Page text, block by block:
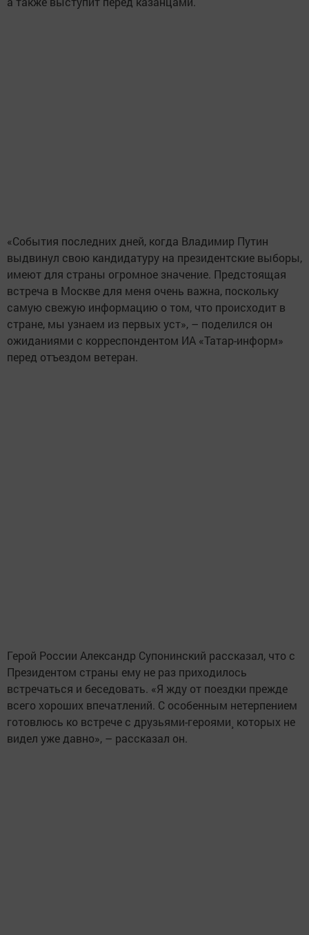
«События последних дней, когда Владимир Путин
выдвинул свою кандидатуру на президентские выборы,
имеют для страны огромное значение. Предстоящая
встреча в Москве для меня очень важна, поскольку
самую свежую информацию о том, что происходит в
стране, мы узнаем из первых уст», – поделился он
ожиданиями с корреспондентом ИА «Татар-информ»
перед отъездом ветеран.
Герой России Александр Супонинский рассказал, что с
Президентом страны ему не раз приходилось
встречаться и беседовать. «Я жду от поездки прежде
всего хороших впечатлений. С особенным нетерпением
готовлюсь ко встрече с друзьями-героями¸ которых не
видел уже давно», – рассказал он.